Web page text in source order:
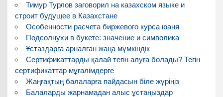
Тимур Турлов заговорил на казахском языке и
строит будущее в Казахстане
Особенности расчета биржевого курса юаня
Подсолнухи в букете: значение и символика
Ұстаздарға арналған жаңа мүмкіндік
Сертификаттарды қалай тегін алуға болады? Тегін
сертификаттар мұғалімдерге
Жаңғақтың балаларға пайдасын біле жүріңіз
Балаларды жарнамадан алыс ұстаңыздар